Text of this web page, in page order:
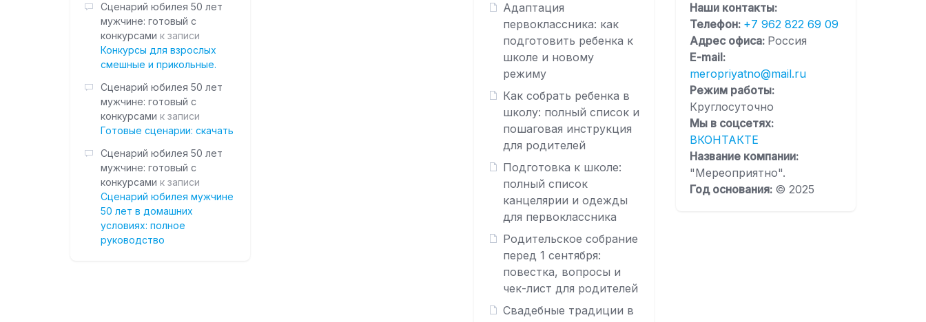
Сценарий юбилея 50 лет
мужчине: готовый с
конкурсами к записи
Конкурсы для взрослых
смешные и прикольные.
Сценарий юбилея 50 лет
мужчине: готовый с
конкурсами к записи
Готовые сценарии: скачать
Сценарий юбилея 50 лет
мужчине: готовый с
конкурсами к записи
Сценарий юбилея мужчине
50 лет в домашних
условиях: полное
руководство
Адаптация
первоклассника: как
подготовить ребенка к
школе и новому
режиму
Как собрать ребенка в
школу: полный список и
пошаговая инструкция
для родителей
Подготовка к школе:
полный список
канцелярии и одежды
для первоклассника
Родительское собрание
перед 1 сентября:
повестка, вопросы и
чек-лист для родителей
Свадебные традиции в
Наши контакты:
Телефон: +7 962 822 69 09
Адрес офиса: Россия
E-mail:
meropriyatno@mail.ru
Режим работы:
Круглосуточно
Мы в соцсетях:
ВКОНТАКТЕ
Название компании:
"Мереоприятно".
Год основания: © 2025